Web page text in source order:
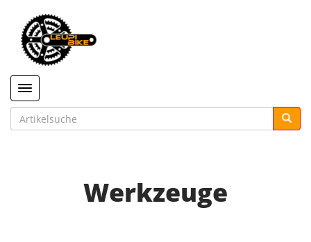
Toggle navigation
Werkzeuge